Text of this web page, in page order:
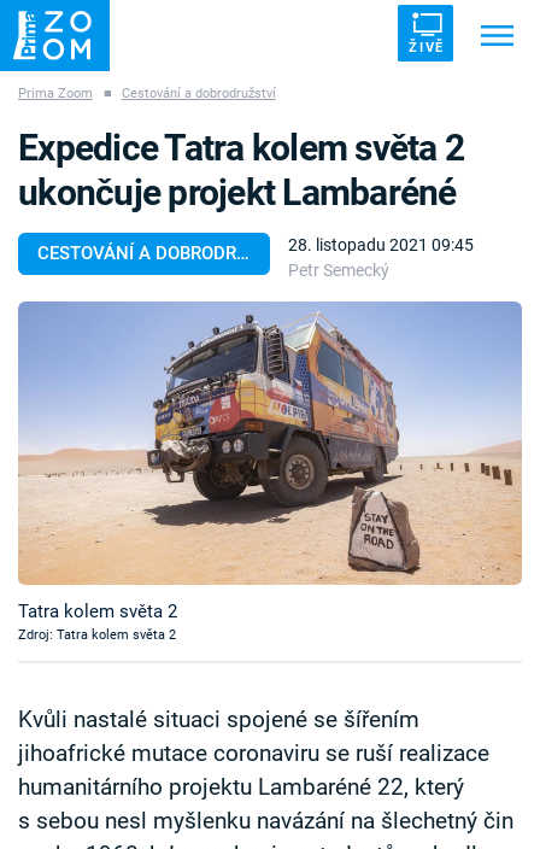
ŽIVĚ
ZÁHADY VETŘELCI DÁVNOVĚKU
Pořady
TV Program
Časopis
Sledujte prima+
Sledujte nás
Prima Zoom ■ Cestování a dobrodružství
CESTOVÁNÍ A DOBRODRUŽSTVÍ
28. listopadu 2021 09:45
Petr Semecký
Expedice Tatra kolem světa 2
ukončuje projekt Lambaréné
Tatra kolem světa 2
Zdroj: Tatra kolem světa 2
Kvůli nastalé situaci spojené se šířením
jihoafrické mutace coronaviru se ruší realizace
humanitárního projektu Lambaréné 22, který
s sebou nesl myšlenku navázání na šlechetný čin